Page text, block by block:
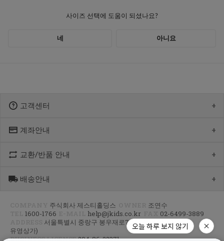
고객센터
1600-1766
[점심] 12:00 ~ 13:00
[금] 08:30 ~ 12:30
계좌안내
우리 1005-302-047686
예금주 : 제스티홀딩스
교환/반품 안내
제품수령 후 반품을 하시려면 수령 후 7일 이내에 마이페이지내에서
CJ대한통운(1588-1255)으로 반품접수 또는 인터넷사이트에서 온라인
접수 후 픽업요청해주세요.
교환/반품 : 경기도 고양시 덕양구 오금동 삼막3길 10 마포지사 1F
배송안내
평균 상품 준비기간은 주말제외 2~4일까지 소요될수 있습니다.
(주말 및 공휴일 제외, 제주 도서 산간 지역은 추가로 1~2일이 더
소요됩니다.)
주문하신 상품이 입고가 늦어지는 상품이거나 주문 제작 상품일 경우엔
기일이 더 걸릴 수 있습니다.
주식회사 제스티홀딩스
조연수
1600-1766 help@jkids.co.kr
02-6499-3889
서울특별시 중랑구 봉우재로70길 96, 3층(망우동,
유영상가)
BUSINESS LICENSE204-86-22371
오늘 하루 보지 않기